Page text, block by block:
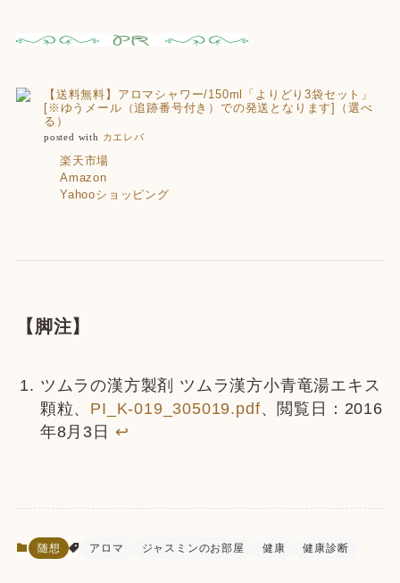
【送料無料】アロマシャワー/150ml「よりどり3袋セット」
[※ゆうメール（追跡番号付き）での発送となります]（選べ
る）
posted with カエレバ
楽天市場
Amazon
Yahooショッピング
【脚注】
ツムラの漢方製剤 ツムラ漢方小青竜湯エキス
顆粒、 PI_K-019_305019.pdf、閲覧日：2016
年8月3日 ↩
随想 アロマ ジャスミンのお部屋 健康 健康診断